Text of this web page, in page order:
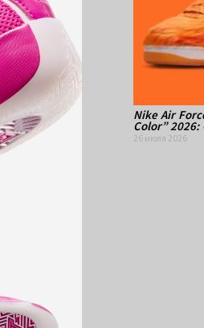
Nike Air
Color” 2026:
26 июля 2026